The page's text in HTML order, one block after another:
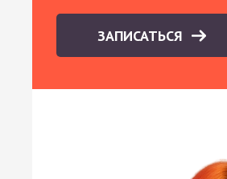
ЗАПИСАТЬСЯ